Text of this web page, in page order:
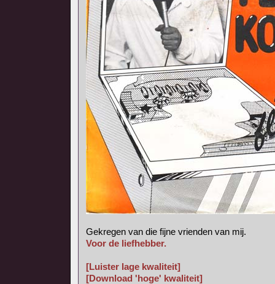
Gekregen van die fijne vrienden van mij.
Voor de liefhebber.
[Luister lage kwaliteit]
[Download 'hoge' kwaliteit]